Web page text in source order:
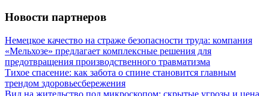
Новости партнеров
Немецкое качество на страже безопасности труда: компания
«Мельхозе» предлагает комплексные решения для
предотвращения производственного травматизма
Тихое спасение: как забота о спине становится главным
трендом здоровьесбережения
Вид на жительство под микроскопом: скрытые угрозы и цена